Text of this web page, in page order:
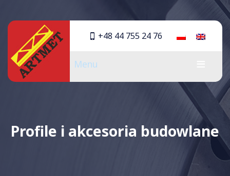
+48 44 755 24 76
Menu
Profile i akcesoria budowlane